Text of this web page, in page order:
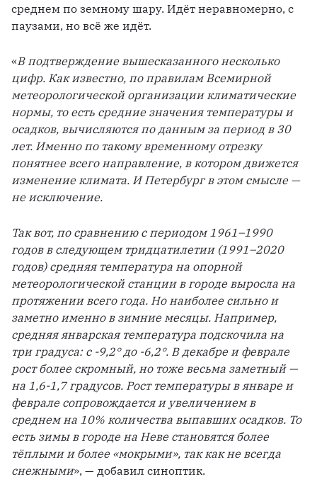
среднем по земному шару. Идёт неравномерно, с
паузами, но всё же идёт.
«В подтверждение вышесказанного несколько
цифр. Как известно, по правилам Всемирной
метеорологической организации климатические
нормы, то есть средние значения температуры и
осадков, вычисляются по данным за период в 30
лет. Именно по такому временному отрезку
понятнее всего направление, в котором движется
изменение климата. И Петербург в этом смысле —
не исключение.
Так вот, по сравнению с периодом 1961–1990
годов в следующем тридцатилетии (1991–2020
годов) средняя температура на опорной
метеорологической станции в городе выросла на
протяжении всего года. Но наиболее сильно и
заметно именно в зимние месяцы. Например,
средняя январская температура подскочила на
три градуса: с -9,2° до -6,2°. В декабре и феврале
рост более скромный, но тоже весьма заметный —
на 1,6-1,7 градусов. Рост температуры в январе и
феврале сопровождается и увеличением в
среднем на 10% количества выпавших осадков. То
есть зимы в городе на Неве становятся более
тёплыми и более «мокрыми», так как не всегда
снежными», — добавил синоптик.